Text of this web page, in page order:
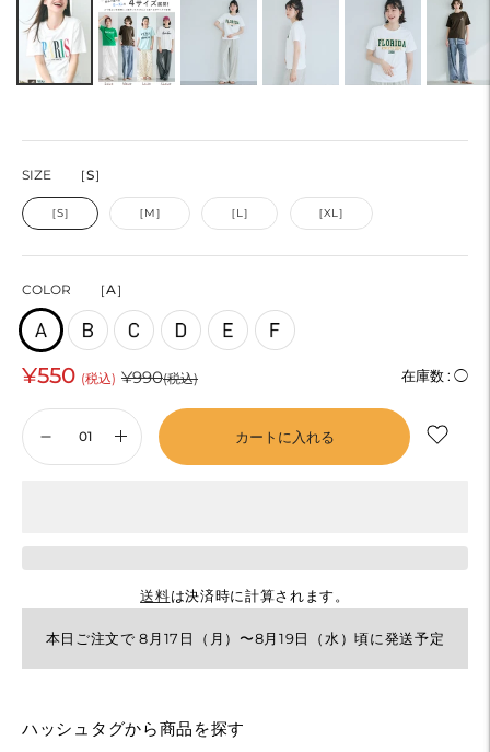
COLOR ［A］
SIZE ［S］
［S］ ［M］ ［L］ ［XL］
¥550 (税込) ¥990(税込)通
常
格
在庫数 : ◯
カートに入れる
送料は決済時に計算されます。
本日ご注文で 8月17日（月）〜8月19日（水）頃に発送予定
カ
ハッシュタグから商品を探す